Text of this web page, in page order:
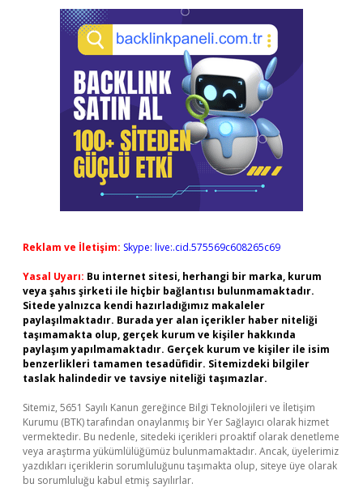
Reklam ve İletişim: Skype: live:.cid.575569c608265c69
Yasal Uyarı: Bu internet sitesi, herhangi bir marka, kurum
veya şahıs şirketi ile hiçbir bağlantısı bulunmamaktadır.
Sitede yalnızca kendi hazırladığımız makaleler
paylaşılmaktadır. Burada yer alan içerikler haber niteliği
taşımamakta olup, gerçek kurum ve kişiler hakkında
paylaşım yapılmamaktadır. Gerçek kurum ve kişiler ile isim
benzerlikleri tamamen tesadüfidir. Sitemizdeki bilgiler
taslak halindedir ve tavsiye niteliği taşımazlar.
Sitemiz, 5651 Sayılı Kanun gereğince Bilgi Teknolojileri ve İletişim
Kurumu (BTK) tarafından onaylanmış bir Yer Sağlayıcı olarak hizmet
vermektedir. Bu nedenle, sitedeki içerikleri proaktif olarak denetleme
veya araştırma yükümlülüğümüz bulunmamaktadır. Ancak, üyelerimiz
yazdıkları içeriklerin sorumluluğunu taşımakta olup, siteye üye olarak
bu sorumluluğu kabul etmiş sayılırlar.